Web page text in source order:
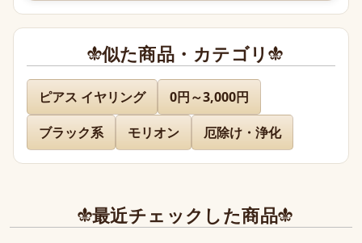
名無し 様
先日通販を利用させて頂きましたが迅速に対応、お送り下
さりまして有難うございました。
似た商品・カテゴリ
ピアス イヤリング
0円～3,000円
ブラック系
モリオン 厄除け・浄化
最近チェックした商品